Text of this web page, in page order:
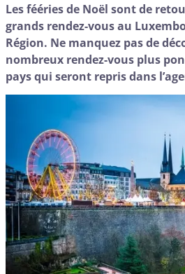
Les fééries de Noël sont de
grands rendez-vous au
Région. Ne manquez pas de
nombreux rendez-vous plus
pays qui seront repris dans